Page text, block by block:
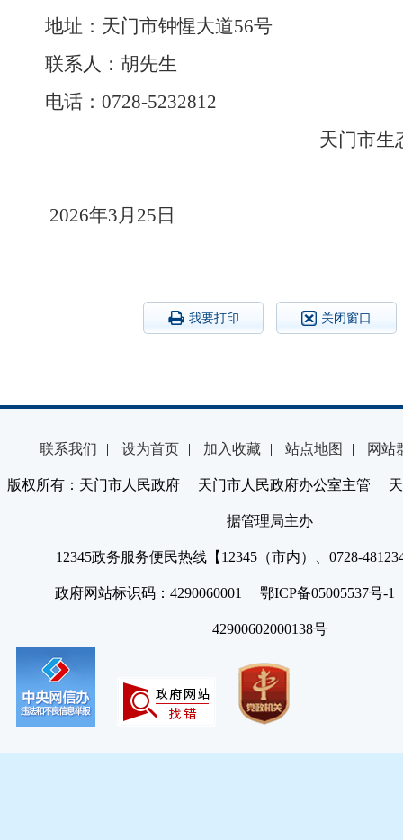
地址：天门市钟惺大道56号
联系人：胡先生
电话： 0728-5232812
天门市生
2026年3月25日
我要打印 关闭窗口
联系我们 | 设为首页 | 加入收藏 | 站点地图 | 网站
版权所有：天门市人民政府 天门市人民政府办公室主管 天
据管理局主办
12345政务服务便民热线【12345（市内）、0728-
政府网站标识码：4290060001 鄂ICP备05005537号
42900602000138号